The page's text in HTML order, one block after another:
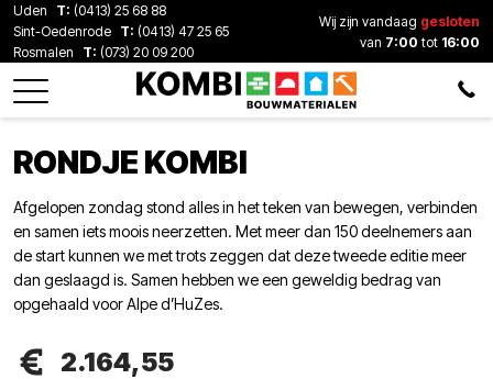
Uden T: (0413) 25 68 88
Sint-Oedenrode T: (0413) 47 25 65
Rosmalen
T: (073) 20 09 200
Wij zijn vandaag gesloten
van 7:00 tot 16:00
RONDJE KOMBI
Afgelopen zondag stond alles in het teken van bewegen, verbinden
en samen iets moois neerzetten. Met meer dan 150 deelnemers aan
de start kunnen we met trots zeggen dat deze tweede editie meer
dan geslaagd is. Samen hebben we een geweldig bedrag van
opgehaald voor Alpe d’HuZes.
2.164,55